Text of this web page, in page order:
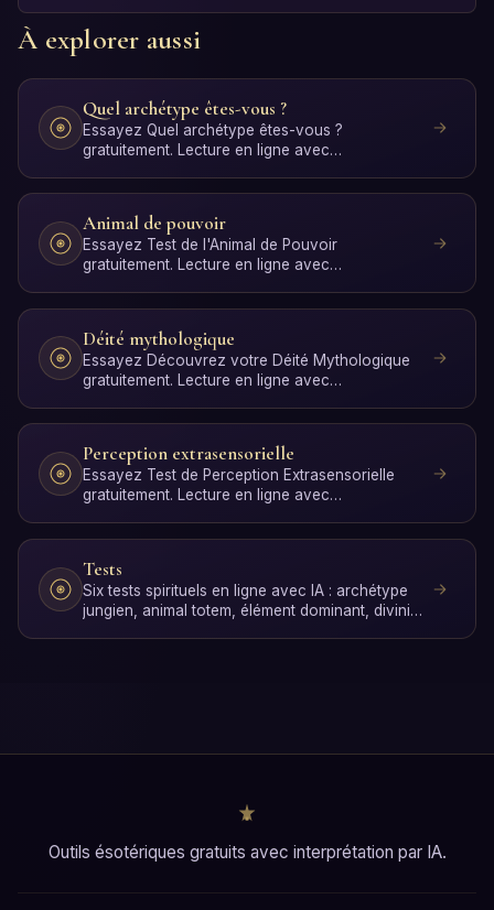
À explorer aussi
Quel archétype êtes-vous ?
Essayez Quel archétype êtes-vous ?
gratuitement. Lecture en ligne avec
Animal de pouvoir
Essayez Test de l'Animal de Pouvoir
gratuitement. Lecture en ligne avec
Déité mythologique
Essayez Découvrez votre Déité Mythologique
gratuitement. Lecture en ligne avec
Perception extrasensorielle
Essayez Test de Perception Extrasensorielle
gratuitement. Lecture en ligne avec
Tests
Six tests spirituels en ligne avec IA : archétype
jungien, animal totem, élément dominant, divinité
Outils ésotériques gratuits avec interprétation par IA.